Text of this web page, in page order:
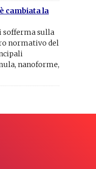
cambiata la
sofferma sulla
normativo del
nanoforme,